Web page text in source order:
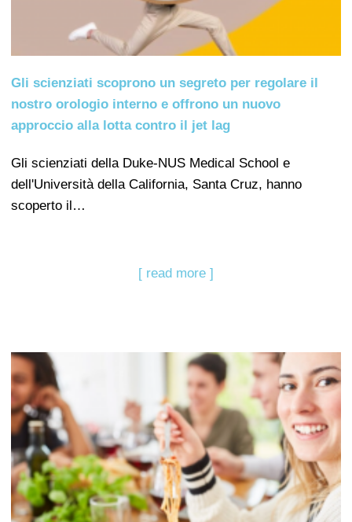
Gli scienziati scoprono un segreto per regolare il
nostro orologio interno e offrono un nuovo
approccio alla lotta contro il jet lag
Gli scienziati della Duke-NUS Medical School e
dell'Università della California, Santa Cruz, hanno
scoperto il…
[ read more ]